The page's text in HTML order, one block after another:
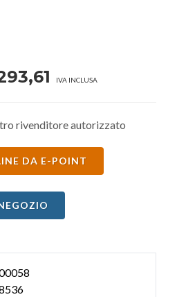
IVA INCLUSA
rivenditore autorizzato
DA E-POINT